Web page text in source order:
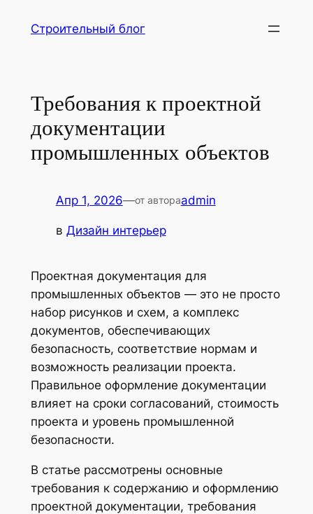
Строительный блог
Требования к проектной
документации
промышленных объектов
Апр 1, 2026—от автораadmin
в Дизайн интерьер
Проектная документация для
промышленных объектов — это не просто
набор рисунков и схем, а комплекс
документов, обеспечивающих
безопасность, соответствие нормам и
возможность реализации проекта.
Правильное оформление документации
влияет на сроки согласований, стоимость
проекта и уровень промышленной
безопасности.
В статье рассмотрены основные
требования к содержанию и оформлению
проектной документации, требования